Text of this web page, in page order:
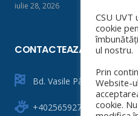
iulie 28, 2026
CONTACTEAZĂ-NE
Bd. Vasile Pârvan nr. 4
+40256592760
CSU UVT
cookie
ul nostru.
Prin
Website-
cookie.